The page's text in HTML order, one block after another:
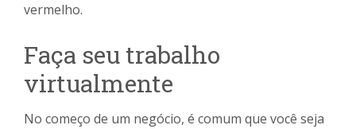
vermelho.
Faça seu trabalho
virtualmente
No começo de um negócio, é comum que você seja